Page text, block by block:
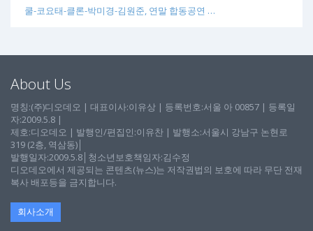
쿨-코요태-클론-박미경-김원준, 연말 합동공연 …
About Us
명칭:(주)디오데오 | 대표이사:이유상 | 등록번호:서울 아 00857 | 등록일
자:2009.5.8 |
제호:디오데오 | 발행인/편집인:이유찬 | 발행소:서울시 강남구 논현로
319 (2층, 역삼동)│
발행일자:2009.5.8│청소년보호책임자:김수정
디오데오에서 제공되는 콘텐츠(뉴스)는 저작권법의 보호에 따라 무단 전재
복사 배포등을 금지합니다.
회사소개